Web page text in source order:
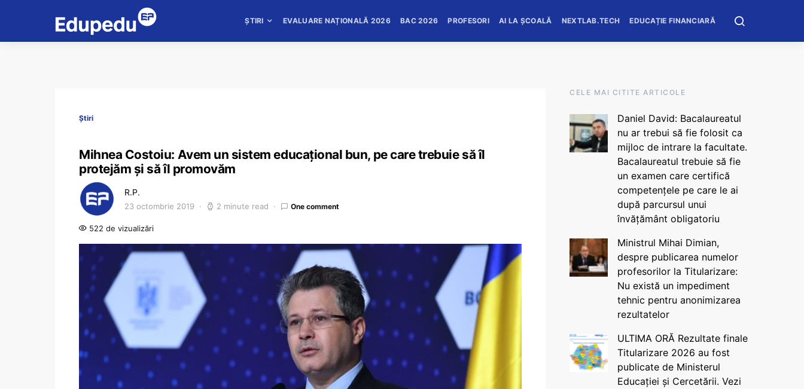
ȘTIRI EVALUARE NAȚIONALĂ 2026 BAC 2026 PROFESORI AI LA ȘCOALĂ NEXTLAB.TECH EDUCAȚIE FINANCIARĂ
Știri
Mihnea Costoiu: Avem un sistem educațional bun, pe care trebuie să îl
protejăm și să îl promovăm
R.P.
23 octombrie 2019 2 minute read One comment
522 de vizualizări
CELE MAI CITITE ARTICOLE
Daniel David: Bacalaureatul
nu ar trebui să fie folosit ca
mijloc de intrare la facultate.
Bacalaureatul trebuie să fie
un examen care certifică
competențele pe care le ai
după parcursul unui
învățământ obligatoriu
Ministrul Mihai Dimian,
despre publicarea numelor
profesorilor la Titularizare:
Nu există un impediment
tehnic pentru anonimizarea
rezultatelor
ULTIMA ORĂ Rezultate finale
Titularizare 2026 au fost
publicate de Ministerul
Educației și Cercetării. Vezi